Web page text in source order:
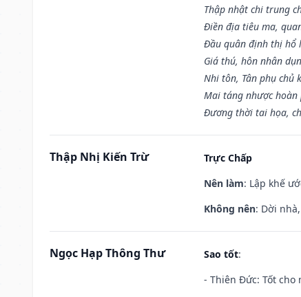
Thập nhật chi trung
Điền địa tiêu ma,
Đầu quân định thị hổ
Giá thú, hôn nhân
Nhi tôn, Tân phụ chủ
Mai táng nhược
Đương thời tai họa,
Thập Nhị Kiến Trừ
Trực Chấp
Nên làm: Lập khế
Không nên: Dời
Ngọc Hạp Thông Thư Sao tốt:
- Thiên Đức: Tốt cho